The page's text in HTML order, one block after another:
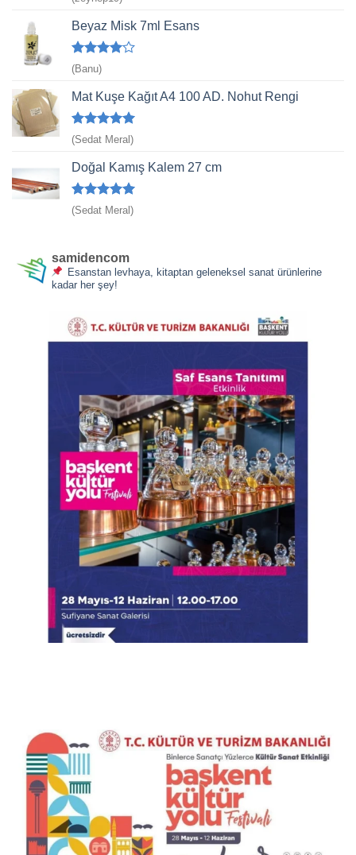
5
oy aldı
Beyaz Misk 7ml Esans
5
üzerinden
4 oy aldı
(Banu)
Mat Kuşe Kağıt A4 100 AD. Nohut Rengi
5 üzerinden
5
(Sedat Meral)
Doğal Kamış Kalem 27 cm
5 üzerinden
5
(Sedat Meral)
samidencom
Esanstan levhaya, kitaptan geleneksel sanat ürünlerine
kadar her şey!